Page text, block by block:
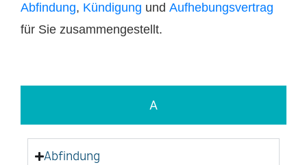
Abfindung, Kündigung und Aufhebungsvertrag
für Sie zusammengestellt.
A
Abfindung